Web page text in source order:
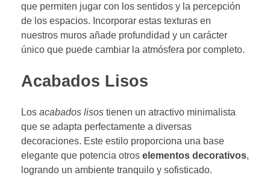
que permiten jugar con los sentidos y la percepción
de los espacios. Incorporar estas texturas en
nuestros muros añade profundidad y un carácter
único que puede cambiar la atmósfera por completo.
Acabados Lisos
Los acabados lisos tienen un atractivo minimalista
que se adapta perfectamente a diversas
decoraciones. Este estilo proporciona una base
elegante que potencia otros elementos decorativos,
logrando un ambiente tranquilo y sofisticado.